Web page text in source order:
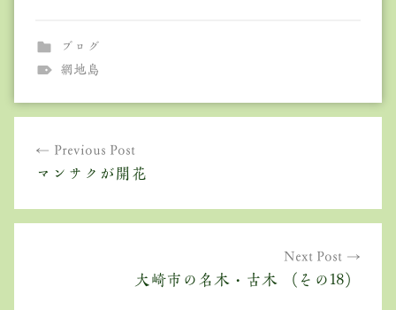
ブログ
網地島
ビ
Previous Post
マンサクが開花
Next Post
大崎市の名木・古木 （その18）